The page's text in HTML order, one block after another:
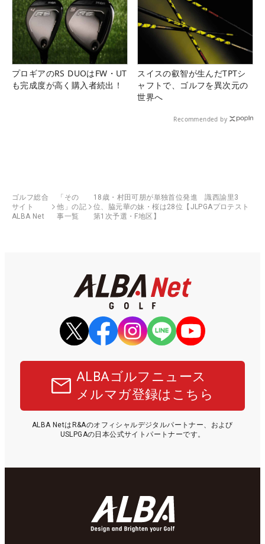
プロギアのRS DUOはFW・UT
も完成度が高く購入者続出！
スイスの叡智が生んだTPTシ
ャフトで、ゴルフを異次元の
世界へ
Recommended by
ゴルフ総合
サイト
ALBA Net
「その
他」の記
事一覧
18歳・村田可朋が単独首位発進 識西諭里3
位、脇元華の妹・桜は28位【JLPGAプロテスト
第1次予選・F地区】
ALBAゴルフニュース
メルマガ登録はこちら
ALBA NetはR&Aのオフィシャルデジタルパートナー、および
USLPGAの日本公式サイトパートナーです。